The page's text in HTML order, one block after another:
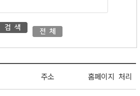
주소 홈페이지 처리